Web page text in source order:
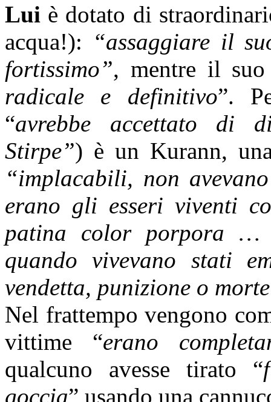
Lui è dotato di
acqua!): “assaggiare il
fortissimo”, mentre il
radicale e definitivo”.
“avrebbe accettato di
Stirpe”) è un Kurann,
“implacabili, non
erano gli esseri viventi
patina color porpora …
quando vivevano stati
vendetta, punizione o
Nel frattempo vengono
vittime “erano
qualcuno avesse tirato “
goccia” usando una